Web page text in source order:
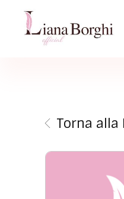
Torna alla